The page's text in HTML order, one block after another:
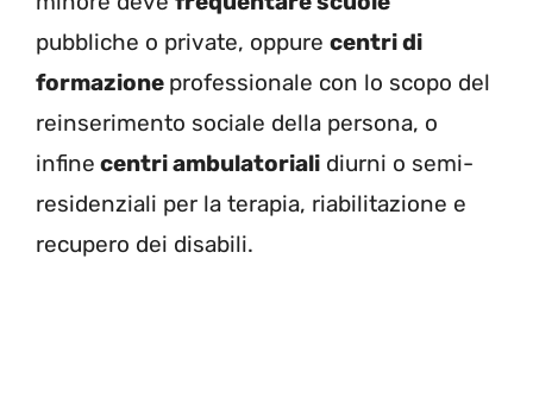
pubbliche o private, oppure centri di
formazione professionale con lo scopo del
reinserimento sociale della persona, o
infine centri ambulatoriali diurni o semi-
residenziali per la terapia, riabilitazione e
recupero dei disabili.